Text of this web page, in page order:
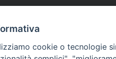
cookie o tecnologie